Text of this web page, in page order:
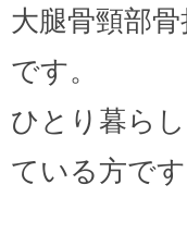
大腿骨頸部
です。
ひとり暮ら
ている方です